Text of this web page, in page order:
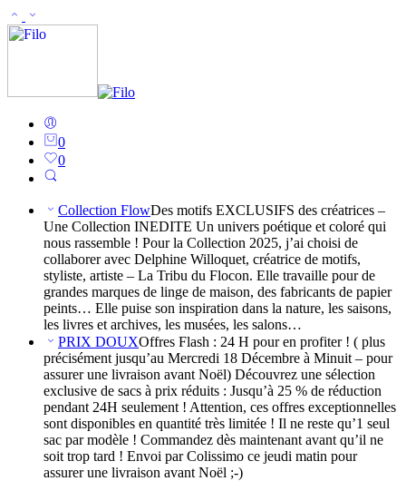
0
0
Collection FlowDes motifs EXCLUSIFS des créatrices –
Une Collection INEDITE Un univers poétique et coloré qui
nous rassemble ! Pour la Collection 2025, j’ai choisi de
collaborer avec Delphine Willoquet, créatrice de motifs,
styliste, artiste – La Tribu du Flocon. Elle travaille pour de
grandes marques de linge de maison, des fabricants de papier
peints… Elle puise son inspiration dans la nature, les saisons,
les livres et archives, les musées, les salons…
PRIX DOUXOffres Flash : 24 H pour en profiter ! ( plus
précisément jusqu’au Mercredi 18 Décembre à Minuit – pour
assurer une livraison avant Noël) Découvrez une sélection
exclusive de sacs à prix réduits : Jusqu’à 25 % de réduction
pendant 24H seulement ! Attention, ces offres exceptionnelles
sont disponibles en quantité très limitée ! Il ne reste qu’1 seul
sac par modèle ! Commandez dès maintenant avant qu’il ne
soit trop tard ! Envoi par Colissimo ce jeudi matin pour
assurer une livraison avant Noël ;-)